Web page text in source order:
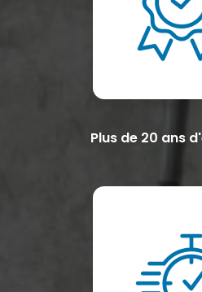
Plus de 20 ans